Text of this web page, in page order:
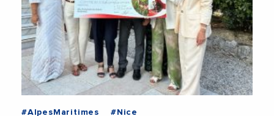
#AlpesMaritimes
#Nice